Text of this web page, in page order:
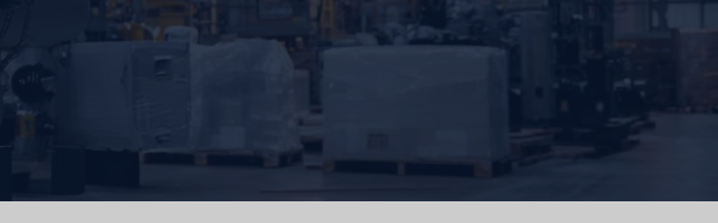
法律事務所の競合分析
法律市場調査
法律事務所のテクノロジー統合